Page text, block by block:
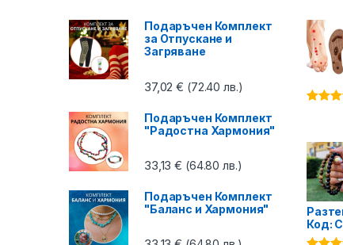
Подаръчен Комплект
за Отпускане и
Загряване
37,02€ (72.40 лв.)
Подаръчен Комплект
"Радостна Хармония"
33,13€ (64.80 лв.)
Подаръчен Комплект
"Баланс и Хармония"
Код: